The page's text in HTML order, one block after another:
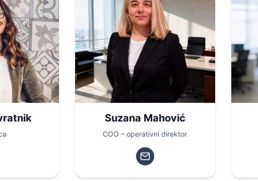
Suzana Mahović
COO – operativni direktor